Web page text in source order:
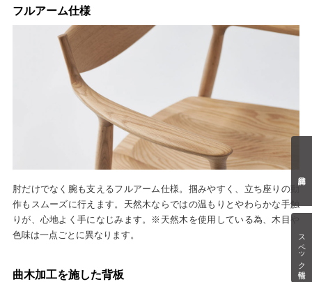
スペック情報
フルアーム仕様
肘だけでなく腕も支えるフルアーム仕様。掴みやすく、立ち座りの動
作もスムーズに行えます。天然木ならではの温もりとやわらかな手触
りが、心地よく手になじみます。※天然木を使用している為、木目や
色味は一点ごとに異なります。
曲木加工を施した背板